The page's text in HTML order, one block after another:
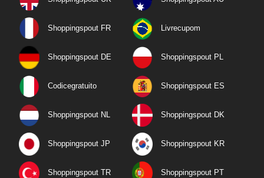
Shoppingspout FR Livrecupom
Shoppingspout DE Shoppingspout PL
Codicegratuito Shoppingspout ES
Shoppingspout NL Shoppingspout DK
Shoppingspout JP Shoppingspout KR
Shoppingspout TR Shoppingspout PT